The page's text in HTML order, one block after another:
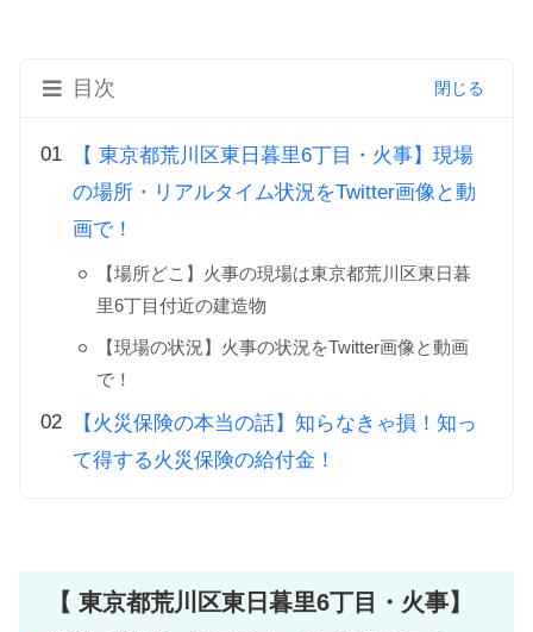
目次
【 東京都荒川区東日暮里6丁目・火事】現場
の場所・リアルタイム状況をTwitter画像と動
画で！
【場所どこ】火事の現場は東京都荒川区東日暮
里6丁目付近の建造物
【現場の状況】火事の状況をTwitter画像と動画
で！
【火災保険の本当の話】知らなきゃ損！知っ
て得する火災保険の給付金！
【 東京都荒川区東日暮里6丁目・火事】